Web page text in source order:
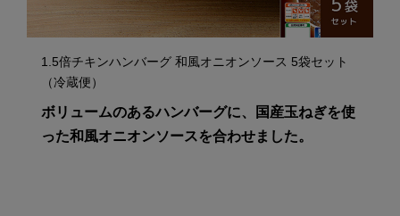
1.5倍チキンハンバーグ 和風オニオンソース 5袋セット
（冷蔵便）
ボリュームのあるハンバーグに、国産玉ねぎを使
った和風オニオンソースを合わせました。